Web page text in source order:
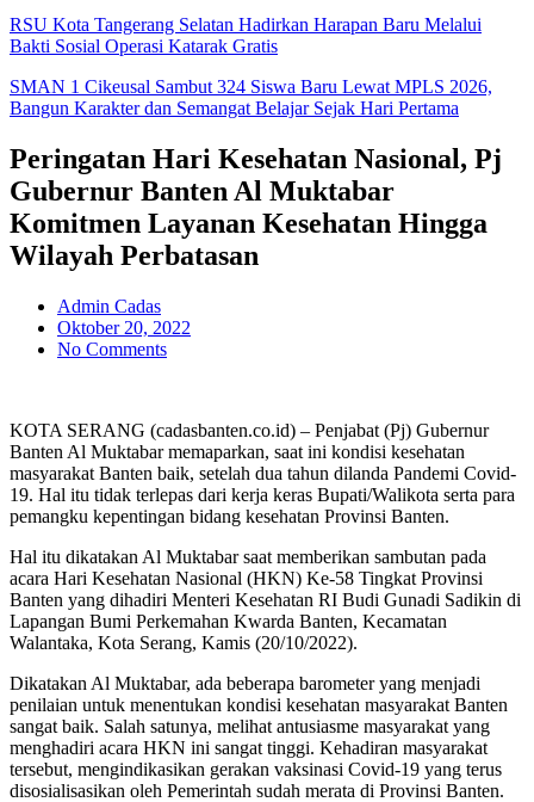
RSU Kota Tangerang Selatan Hadirkan Harapan Baru Melalui
Bakti Sosial Operasi Katarak Gratis
SMAN 1 Cikeusal Sambut 324 Siswa Baru Lewat MPLS 2026,
Bangun Karakter dan Semangat Belajar Sejak Hari Pertama
Peringatan Hari Kesehatan Nasional, Pj
Gubernur Banten Al Muktabar
Komitmen Layanan Kesehatan Hingga
Wilayah Perbatasan
Admin Cadas
Oktober 20, 2022
No Comments
KOTA SERANG (cadasbanten.co.id) – Penjabat (Pj) Gubernur
Banten Al Muktabar memaparkan, saat ini kondisi kesehatan
masyarakat Banten baik, setelah dua tahun dilanda Pandemi Covid-
19. Hal itu tidak terlepas dari kerja keras Bupati/Walikota serta para
pemangku kepentingan bidang kesehatan Provinsi Banten.
Hal itu dikatakan Al Muktabar saat memberikan sambutan pada
acara Hari Kesehatan Nasional (HKN) Ke-58 Tingkat Provinsi
Banten yang dihadiri Menteri Kesehatan RI Budi Gunadi Sadikin di
Lapangan Bumi Perkemahan Kwarda Banten, Kecamatan
Walantaka, Kota Serang, Kamis (20/10/2022).
Dikatakan Al Muktabar, ada beberapa barometer yang menjadi
penilaian untuk menentukan kondisi kesehatan masyarakat Banten
sangat baik. Salah satunya, melihat antusiasme masyarakat yang
menghadiri acara HKN ini sangat tinggi. Kehadiran masyarakat
tersebut, mengindikasikan gerakan vaksinasi Covid-19 yang terus
disosialisasikan oleh Pemerintah sudah merata di Provinsi Banten.